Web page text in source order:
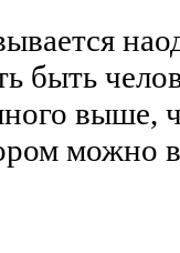
быть
выше,
можно